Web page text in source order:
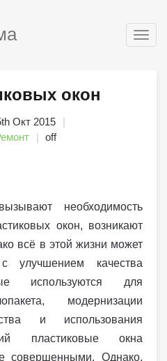
окон
Окт 2015
off
необходимость
окон, возникают
всё в этой жизни может
улучшением качества
используются для
модернизации
и использования
пластиковые окна
совершенными. Однако,